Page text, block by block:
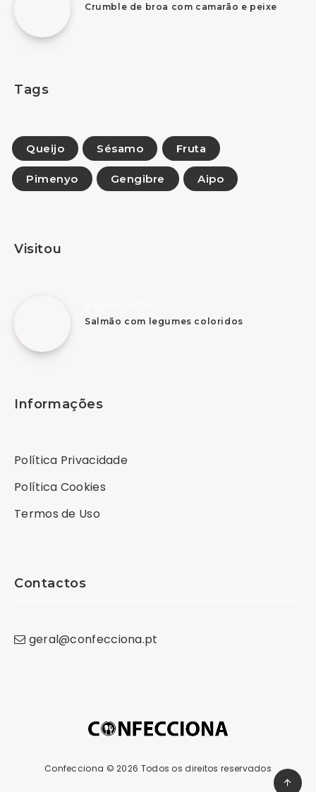
Crumble de broa com camarão e peixe
Tags
Queijo Sésamo Fruta
Pimenyo Gengibre Aipo
Visitou
Salmão com legumes coloridos
Informações
Política Privacidade
Política Cookies
Termos de Uso
Contactos
geral@confecciona.pt
Confecciona © 2026 Todos os direitos reservados